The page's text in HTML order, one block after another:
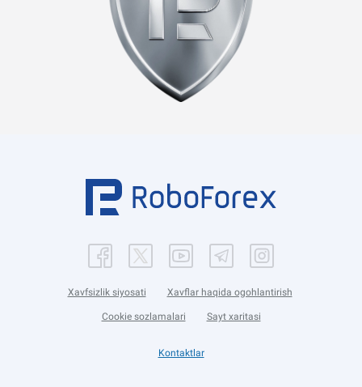
Xavfsizlik siyosati Xavflar haqida ogohlantirish
Cookie sozlamalari Sayt xaritasi
Kontaktlar